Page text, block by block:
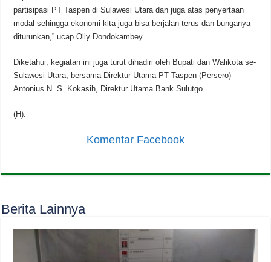
partisipasi PT Taspen di Sulawesi Utara dan juga atas penyertaan
modal sehingga ekonomi kita juga bisa berjalan terus dan bunganya
diturunkan,” ucap Olly Dondokambey.
Diketahui, kegiatan ini juga turut dihadiri oleh Bupati dan Walikota se-
Sulawesi Utara, bersama Direktur Utama PT Taspen (Persero)
Antonius N. S. Kokasih, Direktur Utama Bank Sulutgo.
(H).
Komentar Facebook
Berita Lainnya